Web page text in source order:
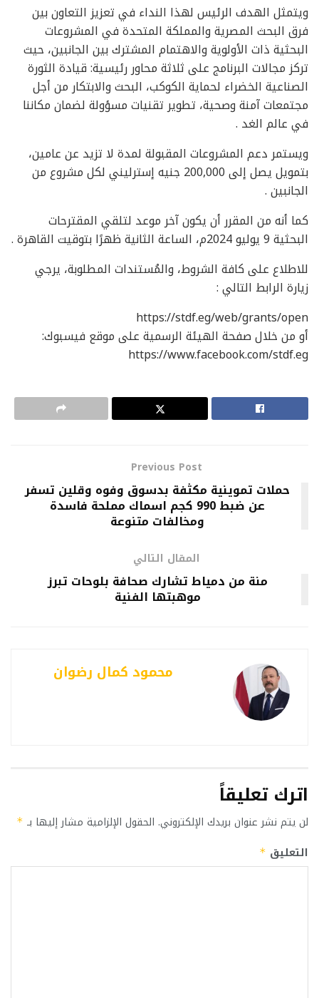
ويتمثل الهدف الرئيس لهذا النداء في تعزيز التعاون بين
فرق البحث المصرية والمملكة المتحدة في المشروعات
البحثية ذات الأولوية والاهتمام المشترك بين الجانبين، حيث
تركز مجالات البرنامج على ثلاثة محاور رئيسية: قيادة الثورة
الصناعية الخضراء لحماية الكوكب، البحث والابتكار من أجل
مجتمعات آمنة وصحية، تطوير تقنيات مسؤولة لضمان مكاننا
في عالم الغد .
ويستمر دعم المشروعات المقبولة لمدة لا تزيد عن عامين،
بتمويل يصل إلى 200,000 جنيه إسترليني لكل مشروع من
الجانبين .
كما أنه من المقرر أن يكون آخر موعد لتلقي المقترحات
البحثية 9 يوليو 2024م، الساعة الثانية ظهرًا بتوقيت القاهرة .
للاطلاع على كافة الشروط، والمُستندات المطلوبة، يرجي
زيارة الرابط التالي :
https://stdf.eg/web/grants/open
أو من خلال صفحة الهيئة الرسمية على موقع فيسبوك:
https://www.facebook.com/stdf.eg
Previous Post
حملات تموينية مكثفة بدسوق وفوه وقلين تسفر
عن ضبط 990 كجم اسماك مملحة فاسدة
ومخالفات متنوعة
المقال التالي
منة من دمياط تشارك صحافة بلوحات تبرز
موهبتها الفنية
محمود كمال رضوان
اترك تعليقاً
لن يتم نشر عنوان بريدك الإلكتروني. الحقول الإلزامية مشار إليها بـ *
التعليق *